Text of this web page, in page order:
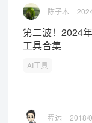
陈子木
第二波！2024
工具合集
AI工具
程远 2018/